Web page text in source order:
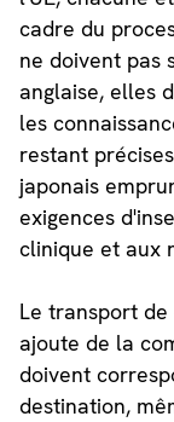
cadre du
ne doivent pas
anglaise, elles
les
restant
japonais
exigences
clinique et aux
Le transport
ajoute de la
doivent
destination,